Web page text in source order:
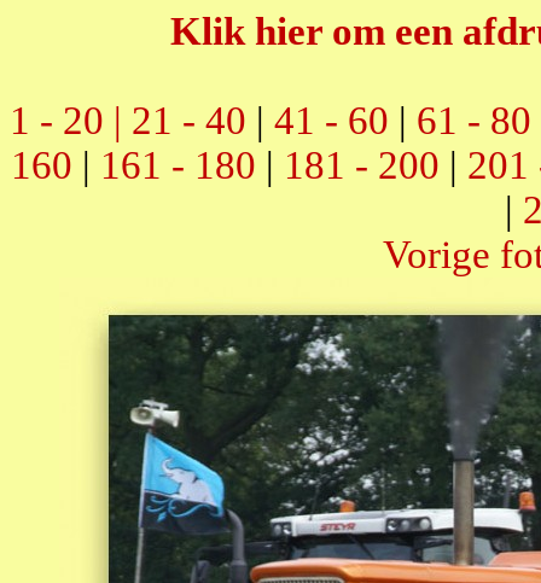
Klik hier om een
1 - 20 | 21 - 40 | 41 - 60 | 61 - 80
160 | 161 - 180 | 181 - 200 | 201
|
Vorige